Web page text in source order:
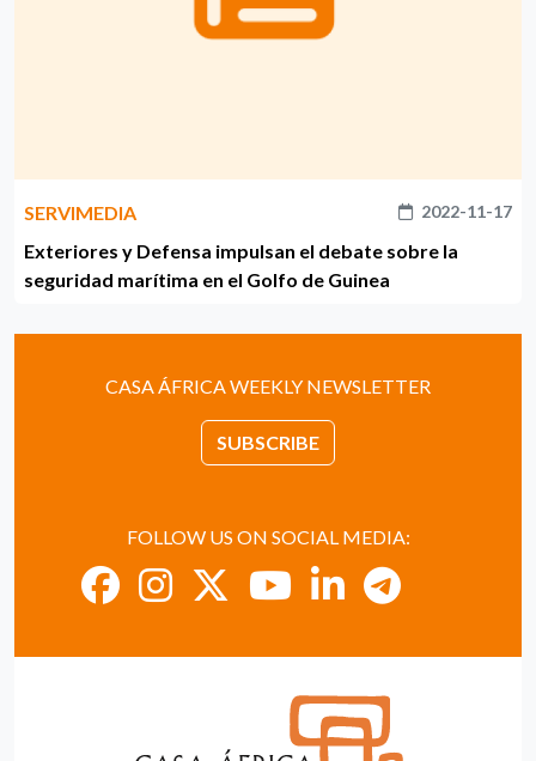
SERVIMEDIA 2022-11-17
Exteriores y Defensa impulsan el debate sobre la
seguridad marítima en el Golfo de Guinea
CASA ÁFRICA WEEKLY NEWSLETTER
SUBSCRIBE
FOLLOW US ON SOCIAL MEDIA: